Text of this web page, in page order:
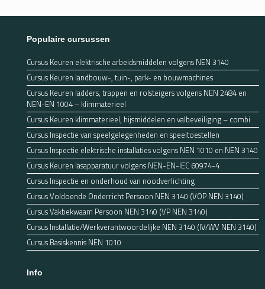
Populaire cursussen
Cursus Keuren elektrische arbeidsmiddelen volgens NEN 3140
Cursus Keuren landbouw-, tuin-, park- en bouwmachines
Cursus Keuren ladders, trappen en rolsteigers volgens NEN 2484 en
NEN-EN 1004 – klimmaterieel
Cursus Keuren klimmaterieel, hijsmiddelen en valbeveiliging – combi
Cursus Inspectie van speelgelegenheden en speeltoestellen
Cursus Inspectie elektrische installaties volgens NEN 1010 en NEN 3140
Cursus Keuren lasapparatuur volgens NEN-EN-IEC 60974-4
Cursus Inspectie en onderhoud van noodverlichting
Cursus Voldoende Onderricht Persoon NEN 3140 (VOP NEN 3140)
Cursus Vakbekwaam Persoon NEN 3140 (VP NEN 3140)
Cursus Installatie/Werkverantwoordelijke NEN 3140 (IV/WV NEN 3140)
Cursus Basiskennis NEN 1010
Info